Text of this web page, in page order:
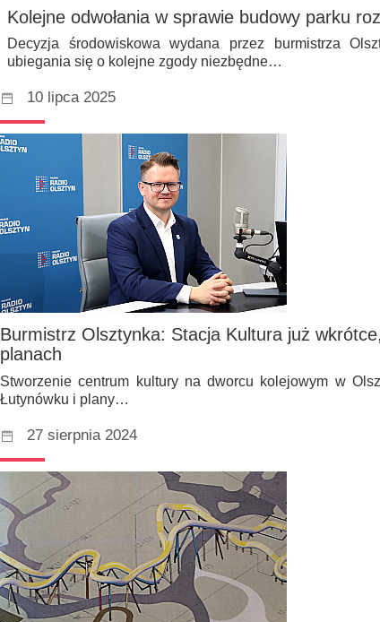
Kolejne odwołania w sprawie budowy parku
Decyzja środowiskowa wydana przez burmistrza
ubiegania się o kolejne zgody niezbędne…
10 lipca 2025
Burmistrz Olsztynka: Stacja Kultura już
planach
Stworzenie centrum kultury na dworcu kolejowym w
Łutynówku i plany…
27 sierpnia 2024